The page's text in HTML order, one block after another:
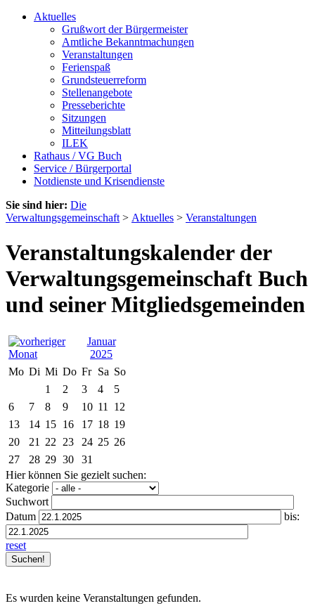
Aktuelles
Grußwort der Bürgermeister
Amtliche Bekanntmachungen
Veranstaltungen
Ferienspaß
Grundsteuerreform
Stellenangebote
Presseberichte
Sitzungen
Mitteilungsblatt
ILEK
Rathaus / VG Buch
Service / Bürgerportal
Notdienste und Krisendienste
Sie sind hier: Die
Verwaltungsgemeinschaft > Aktuelles > Veranstaltungen
Veranstaltungskalender der
Verwaltungsgemeinschaft Buch
und seiner Mitgliedsgemeinden
Januar
2025
Mo Di Mi Do Fr Sa So
1
2 3 4
5
6
7 8 9 10 11
12
13
14 15 16 17 18 19
20
21 22 23 24 25 26
27
28 29 30
31
Hier können Sie gezielt suchen:
Kategorie
Suchwort
Datum
bis:
reset
Es wurden keine Veranstaltungen gefunden.